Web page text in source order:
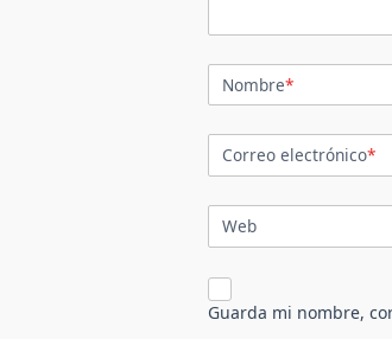
Nombre*
Correo electrónico*
Web
Guarda mi nombre,